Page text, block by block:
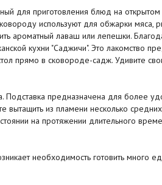
для приготовления блюд на
используют для обжарки
ароматный лаваш или лепешки.
кухни "Саджичи". Это лакомство
прямо в сковороде-садж. Удивите
предназначена для более
из пламени несколько
на протяжении длительного
необходимость готовить много